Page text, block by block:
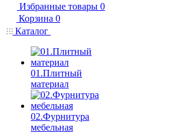
Избранные товары 0
Корзина 0
Каталог
01.Плитный
материал
02.Фурнитура
мебельная